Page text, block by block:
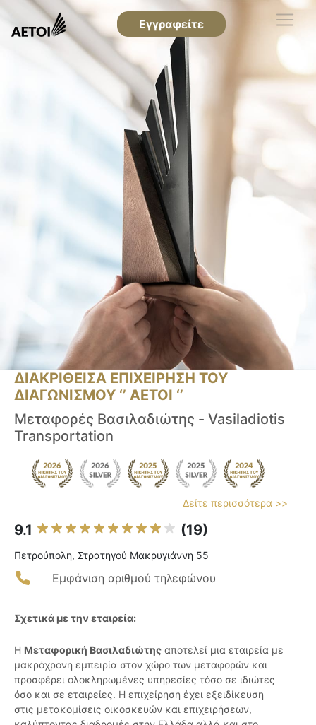
Εγγραφείτε
ΔΙΑΚΡΙΘΕΙΣΑ ΕΠΙΧΕΙΡΗΣΗ ΤΟΥ
ΔΙΑΓΩΝΙΣΜΟΥ ‘’ ΑΕΤΟΙ ‘’
Μεταφορές Βασιλαδιώτης - Vasiladiotis
Transportation
Δείτε περισσότερα >>
9.1 (19)
Πετρούπολη, Στρατηγού Μακρυγιάννη 55
Εμφάνιση αριθμού τηλεφώνου
Σχετικά με την εταιρεία:
Η Μεταφορική Βασιλαδιώτης αποτελεί μια εταιρεία με
μακρόχρονη εμπειρία στον χώρο των μεταφορών και
προσφέρει ολοκληρωμένες υπηρεσίες τόσο σε ιδιώτες
όσο και σε εταιρείες. Η επιχείρηση έχει εξειδίκευση
στις μετακομίσεις οικοσκευών και επιχειρήσεων,